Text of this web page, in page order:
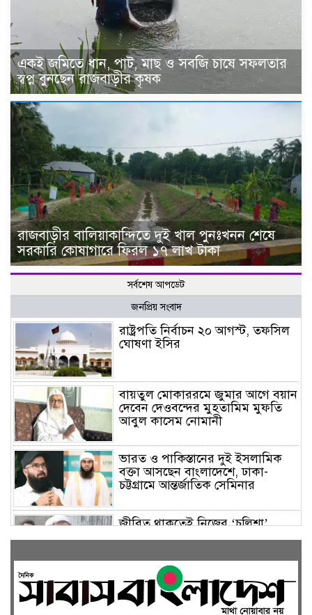
একই জমিতে ধান, পাট, মাছ ও সবজি চাষে সফলতার
স্বপ্ন বুনছেন রাজবাড়ীর কৃষক
রাজবাড়ীর বালিয়াকান্দিতে দুই খাল পুনঃখনন শেষে
সরকারি কোষাগারে ফিরল ১৭ লাখ টাকা
সর্বশেষ আপডেট
জনপ্রিয় সংবাদ
রাষ্ট্রপতি নির্বাচন ২০ আগস্ট, তফসিল
ঘোষণা ইসির
বায়তুল মোকাররমে জুমার আগে বয়ান
দেবেন দেওবন্দের মুহতামিম মুফতি
আবুল কাসেম নোমানী
ভারত ও পাকিস্তানের দুই ইসলামিক
বক্তা আসছেন বাংলাদেশে, ঢাকা-
চট্টগ্রামে আন্তর্জাতিক সেমিনার
জীবিত থাকতেই নিজের ‘চল্লিশা’
করলেন বৃদ্ধ, খেলেন ২ হাজার মানুষ
বালিয়াকান্দিতে উপজেলা প্রশাসনের
আয়োজনে জুলাই গণঅভ্যুত্থান দিবস